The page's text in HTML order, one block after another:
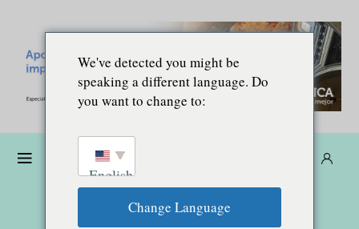
We've detected you might be
speaking a different language. Do
you want to change to:
English
Change Language